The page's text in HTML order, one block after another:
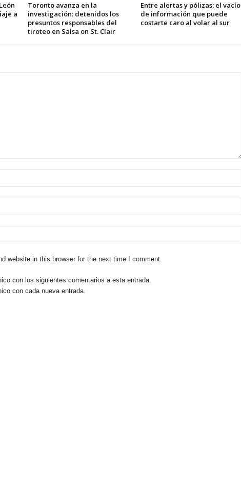
a
Toronto avanza en la
investigación: detenidos los
presuntos responsables del
tiroteo en Salsa on St. Clair
Entre alertas y pólizas: el vacío
de información que puede
costarte caro al volar al sur
website in this browser for the next time I comment.
con los siguientes comentarios a esta entrada.
con cada nueva entrada.